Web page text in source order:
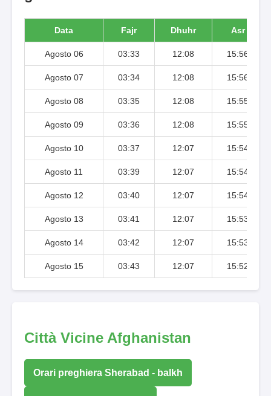
Data Fajr Dhuhr Asr
Agosto 06 03:33 12:08 15:56
Agosto 07 03:34 12:08 15:56
Agosto 08 03:35 12:08 15:55
Agosto 09 03:36 12:08 15:55
Agosto 10 03:37 12:07 15:54
Agosto 11 03:39 12:07 15:54
Agosto 12 03:40 12:07 15:54
Agosto 13 03:41 12:07 15:53
Agosto 14 03:42 12:07 15:53
Agosto 15 03:43 12:07 15:52
Città Vicine Afghanistan
Orari preghiera Sherabad - balkh